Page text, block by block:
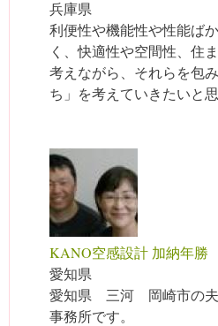
兵庫県
利便性や機能性や性能ば
く、快適性や空間性、住
考えながら、それらを包
ち」を考えていきたいと思
KANO空感設計 加納年勝
愛知県
愛知県 三河 岡崎市の夫
事務所です。